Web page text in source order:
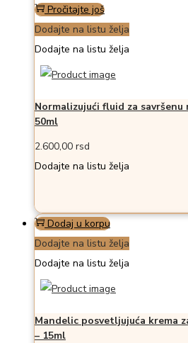
Pročitajte još
Dodajte na listu želja
Dodajte na listu želja
Normalizujući fluid za savršenu
50ml
2.600,00 rsd
Dodajte na listu želja
Dodaj u korpu
Dodajte na listu želja
Dodajte na listu želja
Mandelic posvetljujuća krema
– 15ml